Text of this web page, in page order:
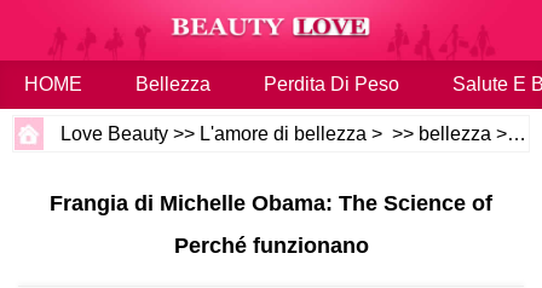
HOME Bellezza Perdita Di Peso Salute E
Love Beauty >> L'amore di bellezza > >> bellezza >>
Frangia di Michelle Obama: The Science of
Perché funzionano